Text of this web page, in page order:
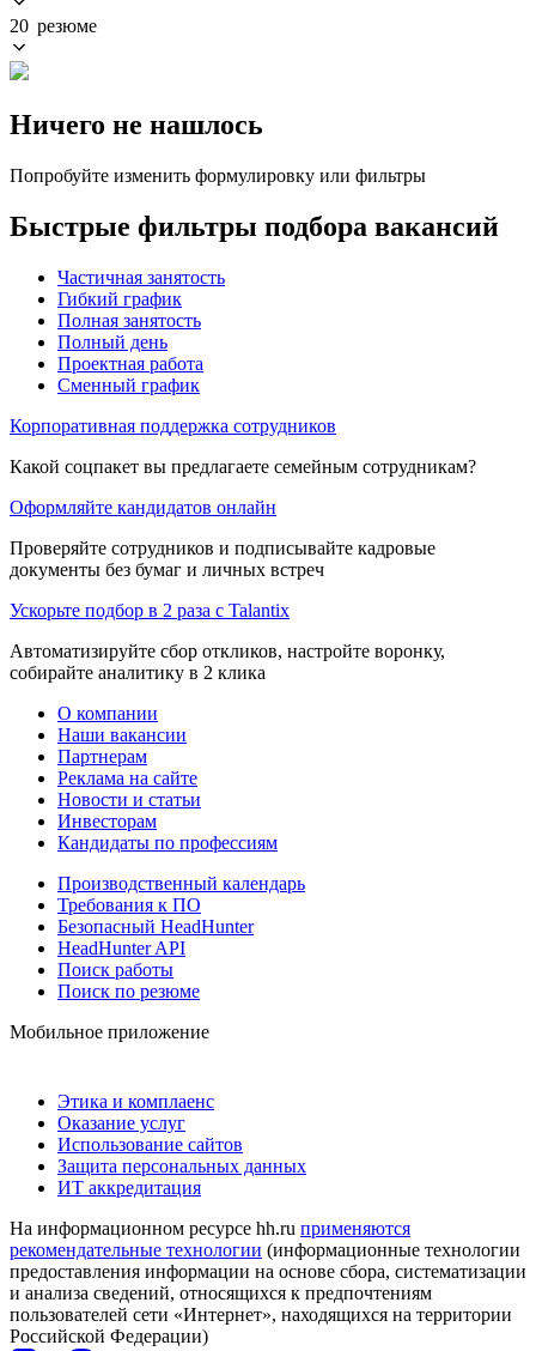
20 резюме
Ничего не нашлось
Попробуйте изменить формулировку или фильтры
Быстрые фильтры подбора вакансий
Частичная занятость
Гибкий график
Полная занятость
Полный день
Проектная работа
Сменный график
Корпоративная поддержка сотрудников
Какой соцпакет вы предлагаете семейным сотрудникам?
Оформляйте кандидатов онлайн
Проверяйте сотрудников и подписывайте кадровые
документы без бумаг и личных встреч
Ускорьте подбор в 2 раза с Talantix
Автоматизируйте сбор откликов, настройте воронку,
собирайте аналитику в 2 клика
О компании
Наши вакансии
Партнерам
Реклама на сайте
Новости и статьи
Инвесторам
Кандидаты по профессиям
Производственный календарь
Требования к ПО
Безопасный HeadHunter
HeadHunter API
Поиск работы
Поиск по резюме
Мобильное приложение
Этика и комплаенс
Оказание услуг
Использование сайтов
Защита персональных данных
ИТ аккредитация
На информационном ресурсе hh.ru применяются
рекомендательные технологии (информационные технологии
предоставления информации на основе сбора, систематизации
и анализа сведений, относящихся к предпочтениям
пользователей сети «Интернет», находящихся на территории
Российской Федерации)